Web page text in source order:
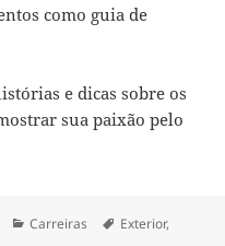
como guia de
e dicas sobre os
sua paixão pelo
Categorias
Carreiras Tags
Exterior,